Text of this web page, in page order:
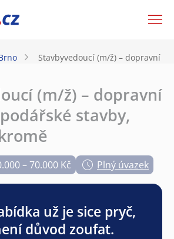
Stavbyvedoucí (m/ž) – dopravní a
(m/ž) – dopravní
stavby,
– 70.000 Kč Plný úvazek
už je sice pryč,
důvod zoufat.